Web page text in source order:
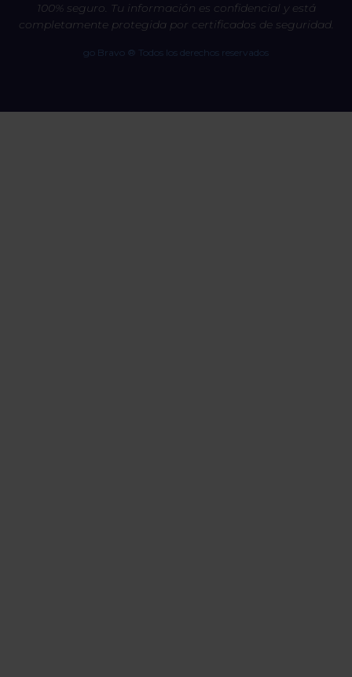
100% seguro. Tu información es confidencial y está
completamente protegida por certificados de seguridad.
go Bravo ® Todos los derechos reservados